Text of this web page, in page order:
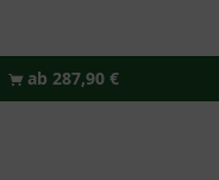
ab 287,90 €